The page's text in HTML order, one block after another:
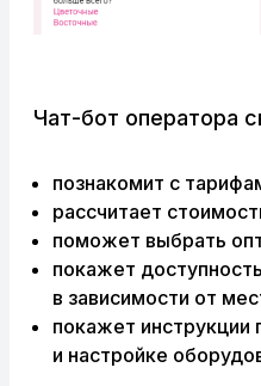
Чат-бот оператора
познакомит с
рассчитает
поможет выбрать
покажет
в зависимости от
покажет инструкции
и настройке